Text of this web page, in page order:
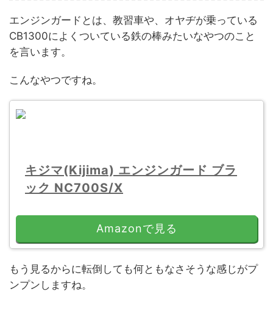
エンジンガードとは、教習車や、オヤヂが乗っている
CB1300によくついている鉄の棒みたいなやつのこと
を言います。
こんなやつですね。
キジマ(Kijima) エンジンガード ブラ
ック NC700S/X
Amazonで見る
もう見るからに転倒しても何ともなさそうな感じがプ
ンプンしますね。